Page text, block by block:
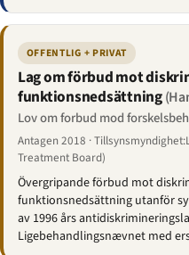
OFFENTLIG + PRIVAT
Lag om förbud mot
funktionsnedsättning
Lov om forbud mod
Antagen 2018 ·
Treatment Board)
Övergripande förbud mot
funktionsnedsättning utanför
av 1996 års
Ligebehandlingsnævnet med